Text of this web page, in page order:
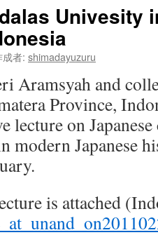
Univesity
成者: shimadayuzuru
Aramsyah and
Province,
lecture on
modern Japanese
is attached